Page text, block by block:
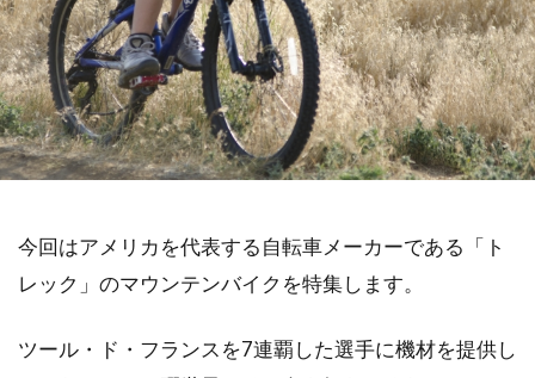
今回はアメリカを代表する自転車メーカーである「ト
レック」のマウンテンバイクを特集します。
ツール・ド・フランスを7連覇した選手に機材を提供し